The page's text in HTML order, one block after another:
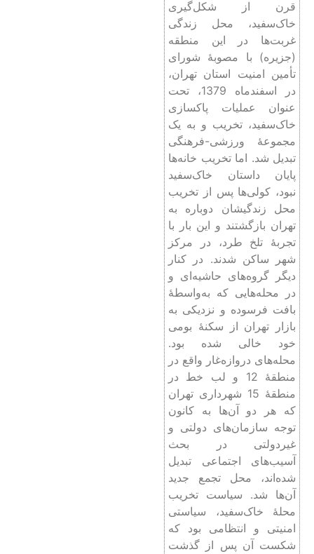
قرن از شکل‌گیری
خاک‌سفید، محل زندگی
غربت‌ها در این منطقه
(جزیره) با مصوبۀ شورای
تأمین امنیت استان تهران،
در اسفندماه 1379، تحت
عنوان عملیات پاکسازی
خاک‌سفید، تخریب و به یک
مجموعۀ ورزشی-فرهنگی
تبدیل شد. اما تخریب خانه‌ها
پایان داستان خاک‌سفید
نبود، کولی‌ها پس از تخریب
محل زندگیشان دوباره به
تهران بازگشتند و این بار با
تجربۀ تلخ طرد، در مرکز
شهر ساکن شدند. در کنار
دیگر گروه‌های حاشیه‌ای و
در محله‌هایی که به‌واسطۀ
بافت فرسوده و نزدیکی به
بازار تهران از سکنۀ بومی
خود خالی شده بود.
محله‌های دروازه‌غار واقع در
منطقۀ 12 و لب خط در
منطقۀ 15 شهرداری تهران
که هر دو آن‌ها به کانون
توجه سازمان‌های دولتی و
غیردولتی در بحث
آسیب‌های اجتماعی تبدیل
شده‌اند، محل تجمع جدید
آن‌ها شد. سیاست تخریب
محلۀ خاک‌سفید، سیاستی
امنیتی و انتظامی بود که
شکست آن پس از گذشت